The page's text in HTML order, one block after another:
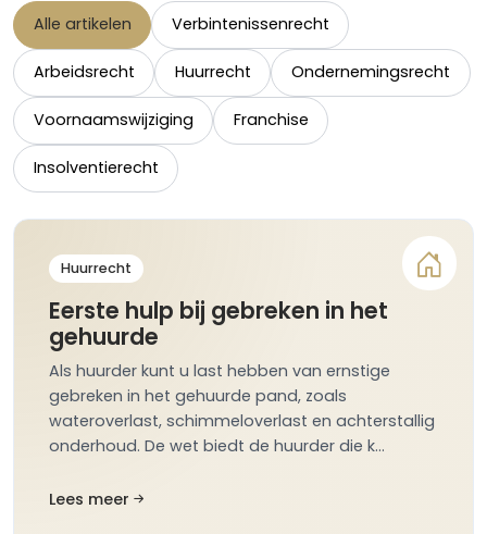
Alle artikelen Verbintenissenrecht
Arbeidsrecht Huurrecht Ondernemingsrecht
Voornaamswijziging Franchise
Insolventierecht
Huurrecht
Eerste hulp bij gebreken in het
gehuurde
Als huurder kunt u last hebben van ernstige
gebreken in het gehuurde pand, zoals
wateroverlast, schimmeloverlast en achterstallig
onderhoud. De wet biedt de huurder die k…
Lees meer